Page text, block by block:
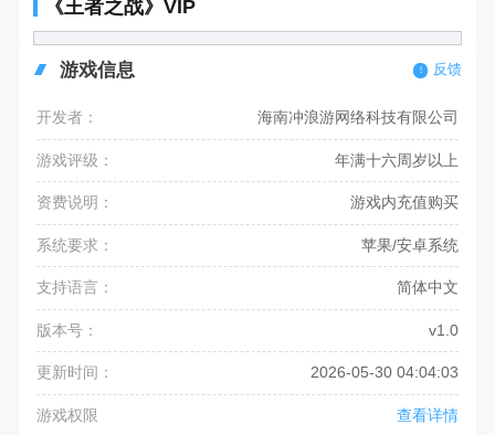
《王者之战》VIP
游戏信息 反馈
开发者： 海南冲浪游网络科技有限公司
游戏评级： 年满十六周岁以上
资费说明： 游戏内充值购买
系统要求： 苹果/安卓系统
支持语言： 简体中文
版本号： v1.0
更新时间： 2026-05-30 04:04:03
游戏权限 查看详情